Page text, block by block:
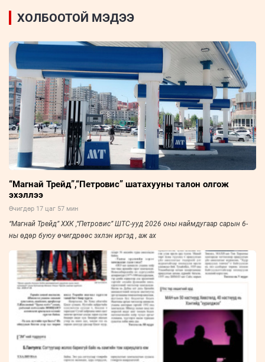
ХОЛБООТОЙ МЭДЭЭ
“Магнай Трейд”,“Петровис” шатахууны талон олгож
эхэллээ
Өчигдөр 17 цаг 57 мин
“Магнай Трейд” ХХК ,“Петровис” ШТС-ууд 2026 оны наймдугаар сарын 6-
ны өдөр буюу өчигдрөөс эхлэн иргэд , аж ах